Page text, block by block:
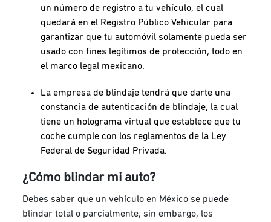
un número de registro a tu vehículo, el cual
quedará en el Registro Público Vehicular para
garantizar que tu automóvil solamente pueda ser
usado con fines legítimos de protección, todo en
el marco legal mexicano.
La empresa de blindaje tendrá que darte una
constancia de autenticación de blindaje, la cual
tiene un holograma virtual que establece que tu
coche cumple con los reglamentos de la Ley
Federal de Seguridad Privada.
¿Cómo blindar mi auto?
Debes saber que un vehículo en México se puede
blindar total o parcialmente; sin embargo, los